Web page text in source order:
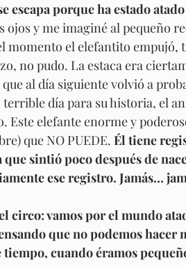
escapa porque ha estado
ojos y me imaginé al pequeño
momento el elefantito
no pudo. La estaca era
al día siguiente volvió a
día para su historia, el
Este elefante enorme y
que NO PUEDE. Él tiene
sintió poco después de
ese registro. Jamás…
circo: vamos por el mundo
que no podemos hacer
cuando éramos